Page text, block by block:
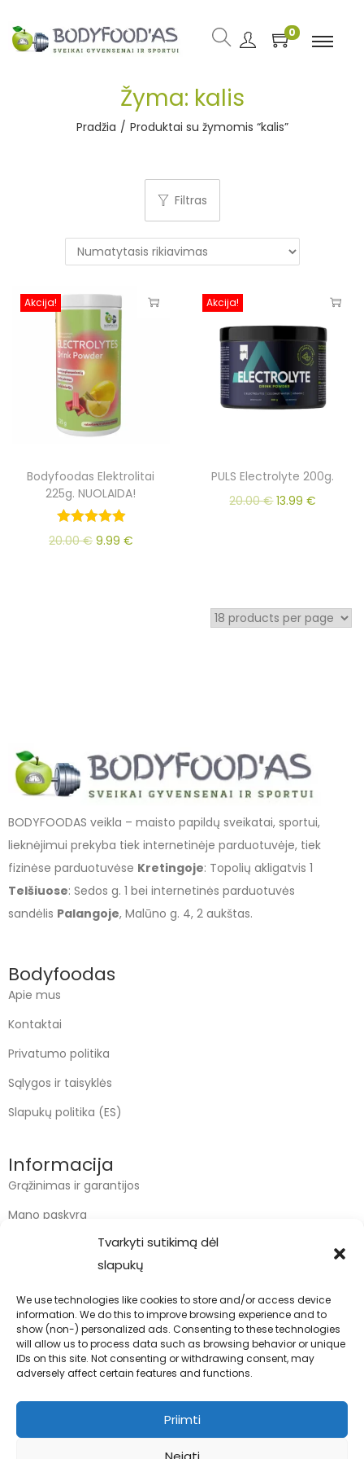
Tvarkyti sutikimą dėl
slapukų
We use technologies like cookies to store and/or access device
information. We do this to improve browsing experience and to
show (non-) personalized ads. Consenting to these technologies
will allow us to process data such as browsing behavior or unique
IDs on this site. Not consenting or withdrawing consent, may
adversely affect certain features and functions.
Priimti
0
Žyma: kalis
Pradžia / Produktai su žymomis “kalis”
Filtras
Akcija!
Bodyfoodas Elektrolitai
225g. NUOLAIDA!
20.00€ 9.99 €
Akcija!
PULS Electrolyte 200g.
20.00€ 13.99€
BODYFOODAS veikla – maisto papildų sveikatai, sportui,
lieknėjimui prekyba tiek internetinėje parduotuvėje, tiek
fizinėse parduotuvėse Kretingoje: Topolių akligatvis 1
Telšiuose: Sedos g. 1 bei internetinės parduotuvės
sandėlis Palangoje, Malūno g. 4, 2 aukštas.
Bodyfoodas
Apie mus
Kontaktai
Privatumo politika
Sąlygos ir taisyklės
Slapukų politika (ES)
Informacija
Grąžinimas ir garantijos
Mano paskyra
Kontaktai
info@bodyfoodas.lt
+370 600 77017